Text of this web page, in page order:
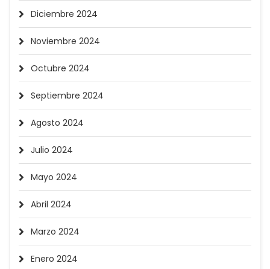
Diciembre 2024
Noviembre 2024
Octubre 2024
Septiembre 2024
Agosto 2024
Julio 2024
Mayo 2024
Abril 2024
Marzo 2024
Enero 2024